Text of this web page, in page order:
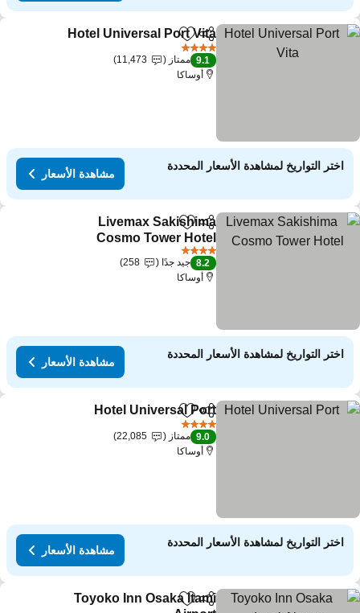
مشاركةAdd to favorites
Hotel Universal Port Vita
9.1 ممتاز
11,473
أوساكا
اختر التواريخ لمشاهدة الأسعار المحددة
مشاهدة الأسعار
مشاركةAdd to favorites
Livemax Sakishima
Cosmo Tower Hotel
مشاهدة الأسعار
8.2 جيد جدًا
258
أوساكا
اختر التواريخ لمشاهدة الأسعار المحددة
مشاهدة الأسعار
مشاركةAdd to favorites
Hotel Universal Port
9.0 ممتاز
22,085
أوساكا
اختر التواريخ لمشاهدة الأسعار المحددة
مشاهدة الأسعار
مشاركةAdd to favorites
Toyoko Inn Osaka Itami